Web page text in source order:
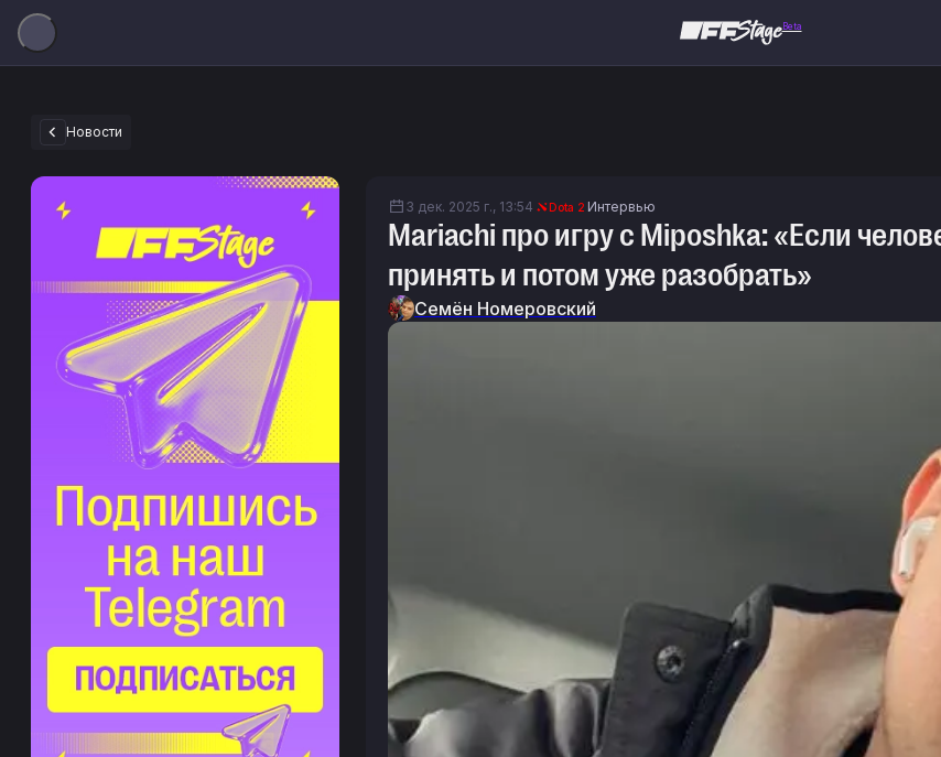
Beta
Новости
3 дек. 2025 г., 13:54 Dota 2 Интервью
Mariachi про игру с Miposhka: «Если
принять и потом уже разобрать»
Семён Номеровский